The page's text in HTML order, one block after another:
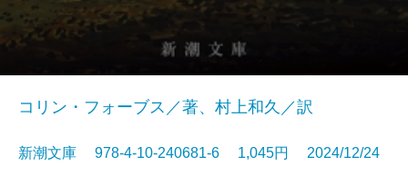
コリン・フォーブス／著、村上和久／訳
新潮文庫 978-4-10-240681-6 1,045円 2024/12/24